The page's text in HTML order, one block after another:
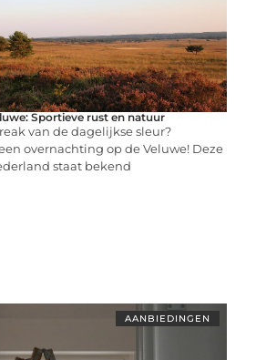
Sportieve rust en natuur
van de dagelijkse sleur?
overnachting op de Veluwe! Deze
staat bekend
AANBIEDINGEN